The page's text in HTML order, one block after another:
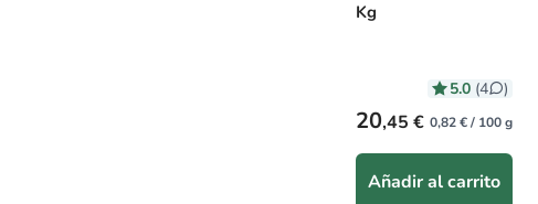
Kg
5.0 (4 )
Precio habitual
20,45 € 0,82 € / 100 g
Añadir al carrito